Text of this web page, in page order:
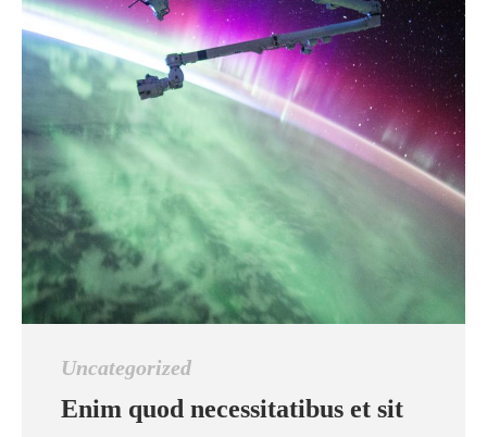
Uncategorized
Enim quod necessitatibus et sit